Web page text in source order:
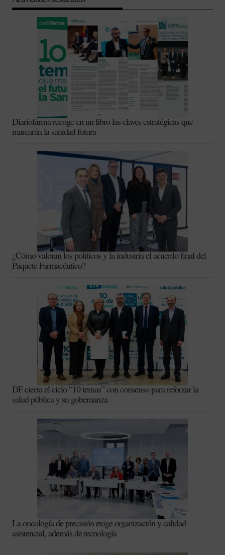
Diariofarma recoge en un libro las claves estratégicas que
marcarán la sanidad futura
¿Cómo valoran los políticos y la industria el acuerdo final del
Paquete Farmacéutico?
DF cierra el ciclo “10 temas” con consenso para reforzar la
salud pública y su gobernanza
La oncología de precisión exige organización y calidad
asistencial, además de tecnología